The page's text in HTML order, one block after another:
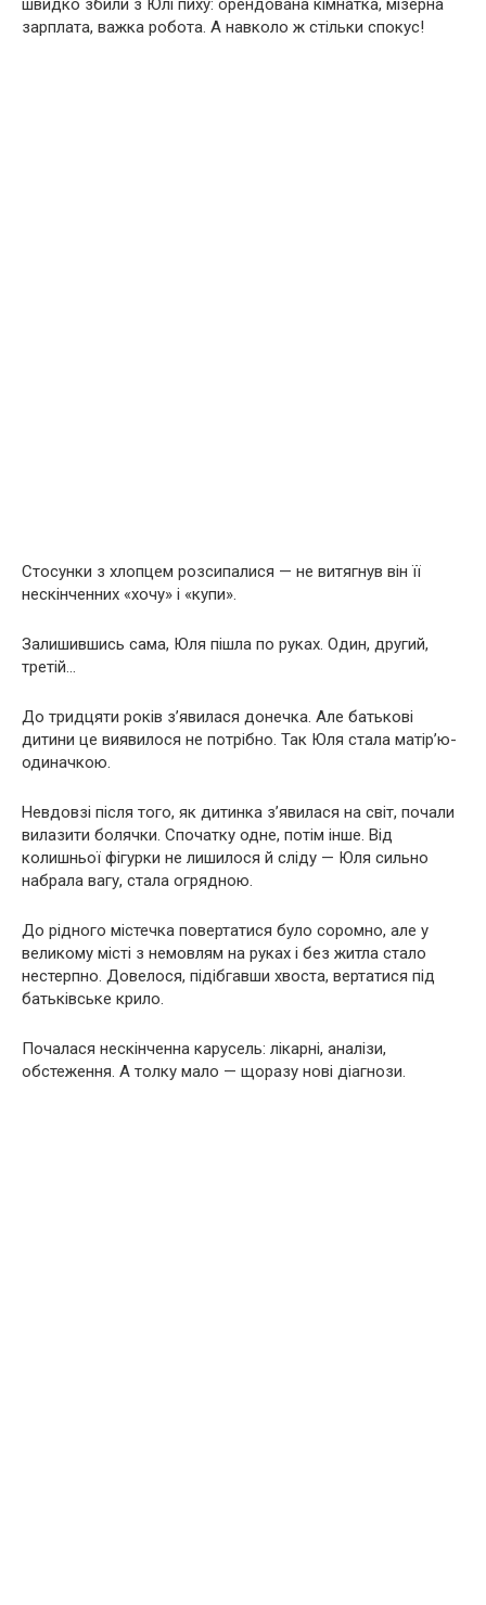
швидко збили з Юлі пиху: орендована кімнатка, мізерна
зарплата, важка робота. А навколо ж стільки спокус!
Стосунки з хлопцем розсипалися — не витягнув він її
нескінченних «хочу» і «купи».
Залишившись сама, Юля пішла по руках. Один, другий,
третій…
До тридцяти років з’явилася донечка. Але батькові
дитини це виявилося не потрібно. Так Юля стала матір’ю-
одиначкою.
Невдовзі після того, як дитинка з’явилася на світ, почали
вилазити болячки. Спочатку одне, потім інше. Від
колишньої фігурки не лишилося й сліду — Юля сильно
набрала вагу, стала огрядною.
До рідного містечка повертатися було соромно, але у
великому місті з немовлям на руках і без житла стало
нестерпно. Довелося, підібгавши хвоста, вертатися під
батьківське крило.
Почалася нескінченна карусель: лікарні, аналізи,
обстеження. А толку мало — щоразу нові діагнози.